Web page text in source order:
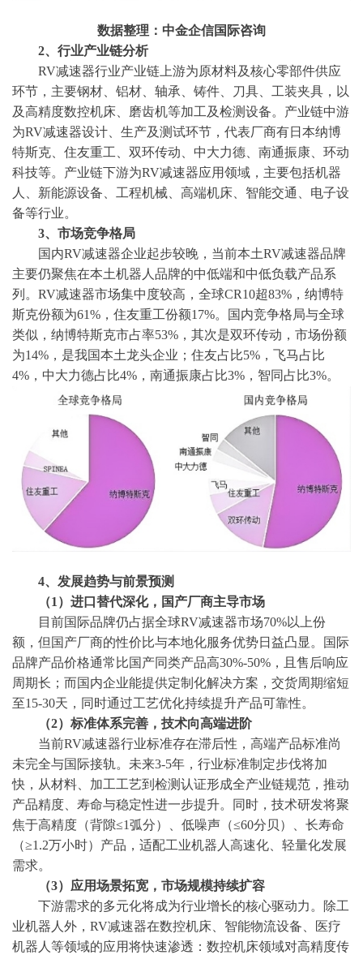
数据整理：中金企信国际咨询
2、 行业产业链分析
RV减速器行业产业链上游为原材料及核心零部件供应
环节，主要钢材、铝材、轴承、铸件、刀具、工装夹具，以
及高精度数控机床、磨齿机等加工及检测设备。产业链中游
为RV减速器设计、生产及测试环节，代表厂商有日本纳博
特斯克、住友重工、双环传动、中大力德、南通振康、环动
科技等。产业链下游为RV减速器应用领域，主要包括机器
人、新能源设备、工程机械、高端机床、智能交通、电子设
备等行业。
3、 市场竞争格局
国内RV减速器企业起步较晚，当前本土RV减速器品牌
主要仍聚焦在本土机器人品牌的中低端和中低负载产品系
列。RV减速器市场集中度较高，全球CR10超83%，纳博特
斯克份额为61%，住友重工份额17%。国内竞争格局与全球
类似，纳博特斯克市占率53%，其次是双环传动，市场份额
为14%，是我国本土龙头企业；住友占比5%，飞马占比
4%，中大力德占比4%，南通振康占比3%，智同占比3%。
4、 发展趋势与前景预测
（1）进口替代深化，国产厂商主导市场
目前国际品牌仍占据全球RV减速器市场70%以上份
额，但国产厂商的性价比与本地化服务优势日益凸显。国际
品牌产品价格通常比国产同类产品高30%-50%，且售后响应
周期长；而国内企业能提供定制化解决方案，交货周期缩短
至15-30天，同时通过工艺优化持续提升产品可靠性。
（2）标准体系完善，技术向高端进阶
当前RV减速器行业标准存在滞后性，高端产品标准尚
未完全与国际接轨。未来3-5年，行业标准制定步伐将加
快，从材料、加工工艺到检测认证形成全产业链规范，推动
产品精度、寿命与稳定性进一步提升。同时，技术研发将聚
焦于高精度（背隙≤1弧分）、低噪声（≤60分贝）、长寿命
（≥1.2万小时）产品，适配工业机器人高速化、轻量化发展
需求。
（3）应用场景拓宽，市场规模持续扩容
下游需求的多元化将成为行业增长的核心驱动力。除工
业机器人外， RV减速器在数控机床、智能物流设备、医疗
机器人等领域的应用将快速渗透：数控机床领域对高精度传